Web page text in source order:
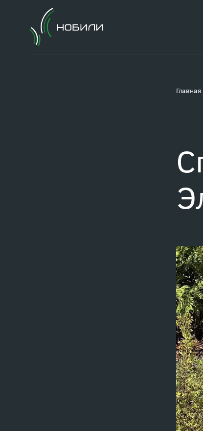
Главная